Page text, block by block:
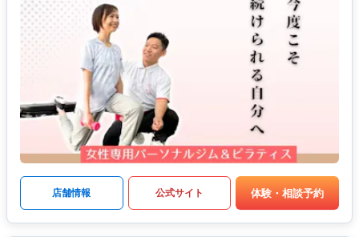
店舗情報 公式サイト 体験・相談予約